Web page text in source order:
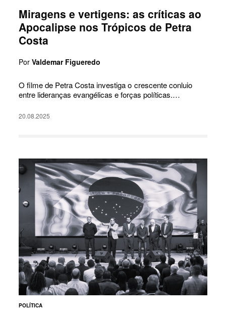
Miragens e vertigens: as críticas ao
Apocalipse nos Trópicos de Petra
Costa
PorValdemar Figueredo
O filme de Petra Costa investiga o crescente conluio
entre lideranças evangélicas e forças políticas.…
20.08.2025
POLÍTICA